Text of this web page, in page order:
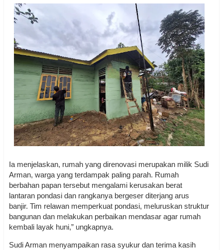
Ia menjelaskan, rumah yang direnovasi merupakan milik Sudi
Arman, warga yang terdampak paling parah. Rumah
berbahan papan tersebut mengalami kerusakan berat
lantaran pondasi dan rangkanya bergeser diterjang arus
banjir. Tim relawan memperkuat pondasi, meluruskan struktur
bangunan dan melakukan perbaikan mendasar agar rumah
kembali layak huni,” ungkapnya.
Sudi Arman menyampaikan rasa syukur dan terima kasih